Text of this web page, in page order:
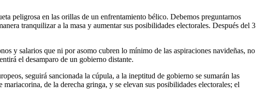
peligrosa en las orillas de un enfrentamiento bélico. Debemos preguntarnos
tranquilizar a la masa y aumentar sus posibilidades electorales. Después del 3
y salarios que ni por asomo cubren lo mínimo de las aspiraciones navideñas, no
el desamparo de un gobierno distante.
seguirá sancionada la cúpula, a la ineptitud de gobierno se sumarán las
de la derecha gringa, y se elevan sus posibilidades electorales; el